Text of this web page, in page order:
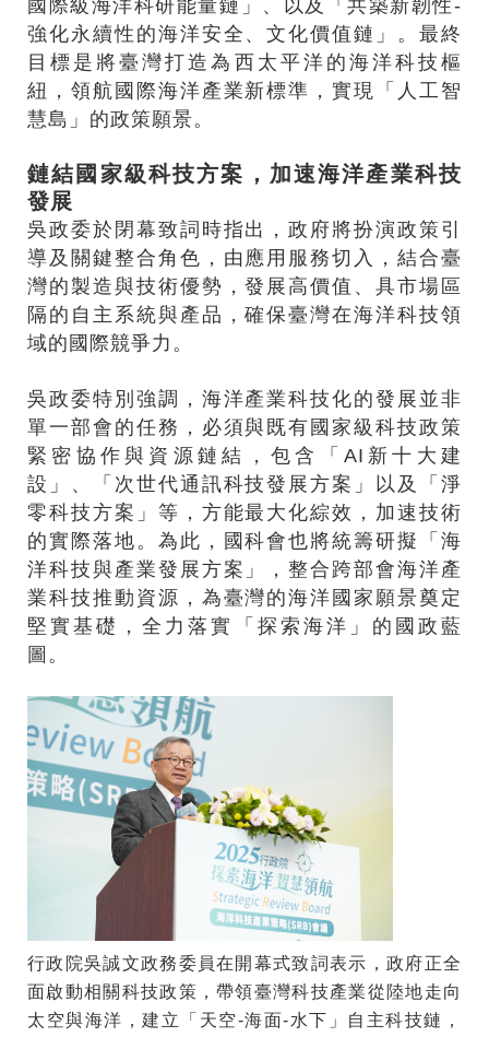
國際級海洋科研能量鏈」、以及「共築新韌性-
強化永續性的海洋安全、文化價值鏈」。最終
目標是將臺灣打造為西太平洋的海洋科技樞
紐，領航國際海洋產業新標準，實現「人工智
慧島」的政策願景。
鏈結國家級科技方案，加速海洋產業科技
發展
吳政委於閉幕致詞時指出，政府將扮演政策引
導及關鍵整合角色，由應用服務切入，結合臺
灣的製造與技術優勢，發展高價值、具市場區
隔的自主系統與產品，確保臺灣在海洋科技領
域的國際競爭力。
吳政委特別強調，海洋產業科技化的發展並非
單一部會的任務，必須與既有國家級科技政策
緊密協作與資源鏈結，包含「AI新十大建
設」、「次世代通訊科技發展方案」以及「淨
零科技方案」等，方能最大化綜效，加速技術
的實際落地。為此，國科會也將統籌研擬「海
洋科技與產業發展方案」，整合跨部會海洋產
業科技推動資源，為臺灣的海洋國家願景奠定
堅實基礎，全力落實「探索海洋」的國政藍
圖。
行政院吳誠文政務委員在開幕式致詞表示，政府正全
面啟動相關科技政策，帶領臺灣科技產業從陸地走向
太空與海洋，建立「天空-海面-水下」自主科技鏈，